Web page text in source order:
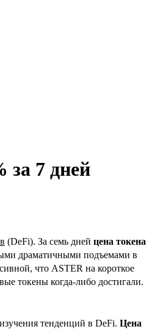
за 7 дней
(DeFi). За семь дней цена токена
драматичными подъемами в
что ASTER на короткое
токены когда-либо достигали.
тенденций в DeFi. Цена